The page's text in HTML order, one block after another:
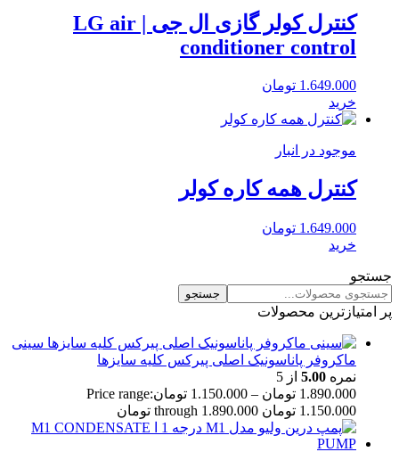
کنترل کولر گازی ال جی | LG air
conditioner control
1.649.000 تومان
خرید
موجود در انبار
کنترل همه کاره کولر
1.649.000 تومان
خرید
جستجو
جستجو
پر امتیازترین محصولات
سینی
ماکروفر پاناسونیک اصلی پیرکس کلیه سایزها
نمره 5.00 از 5
1.890.000 تومان –
1.150.000 تومانPrice range:
1.150.000 تومان through 1.890.000 تومان